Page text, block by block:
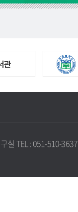
실 TEL : 051-510-3637